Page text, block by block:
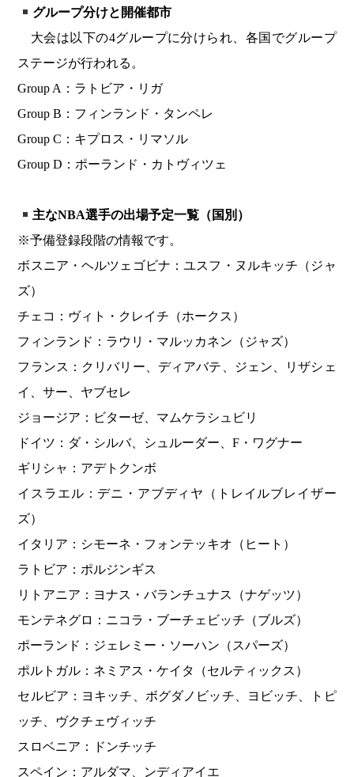
グループ分けと開催都市
大会は以下の4グループに分けられ、各国でグループ
ステージが行われる。
Group A：ラトビア・リガ
Group B：フィンランド・タンペレ
Group C：キプロス・リマソル
Group D：ポーランド・カトヴィツェ
主なNBA選手の出場予定一覧（国別）
※予備登録段階の情報です。
ボスニア・ヘルツェゴビナ：ユスフ・ヌルキッチ（ジャ
ズ）
チェコ：ヴィト・クレイチ（ホークス）
フィンランド：ラウリ・マルッカネン（ジャズ）
フランス：クリバリー、ディアバテ、ジェン、リザシェ
イ、サー、ヤブセレ
ジョージア：ビターゼ、マムケラシュビリ
ドイツ：ダ・シルバ、シュルーダー、F・ワグナー
ギリシャ：アデトクンボ
イスラエル：デニ・アブディヤ（トレイルブレイザー
ズ）
イタリア：シモーネ・フォンテッキオ（ヒート）
ラトビア：ポルジンギス
リトアニア：ヨナス・バランチュナス（ナゲッツ）
モンテネグロ：ニコラ・ブーチェビッチ（ブルズ）
ポーランド：ジェレミー・ソーハン（スパーズ）
ポルトガル：ネミアス・ケイタ（セルティックス）
セルビア：ヨキッチ、ボグダノビッチ、ヨビッチ、トピ
ッチ、ヴクチェヴィッチ
スロベニア：ドンチッチ
スペイン：アルダマ、ンディアイエ